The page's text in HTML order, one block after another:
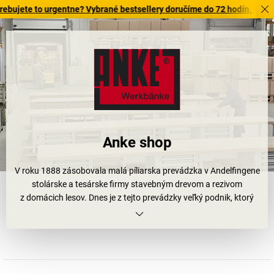
to urgentne? Vybrané bestsellery doručíme do 72 hodín. Objavte
Anke shop
V roku 1888 zásobovala malá píliarska prevádzka v Andelfingene
stolárske a tesárske firmy stavebným drevom a rezivom
z domácich lesov. Dnes je z tejto prevádzky veľký podnik, ktorý
vyrába inovatívne produkty z bukového dreva a oceľového plechu.